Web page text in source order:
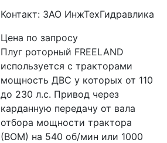
Контакт: ЗАО ИнжТехГидравлика
Цена по запросу
Плуг роторный FREELAND
используется с тракторами
мощность ДВС у которых от 110
до 230 л.с. Привод через
карданную передачу от вала
отбора мощности трактора
(ВОМ) на 540 об/мин или 1000